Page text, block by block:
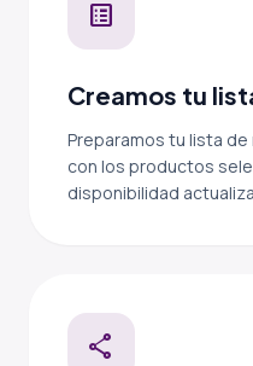
list_alt
Creamos tu
Preparamos tu lista
con los productos
disponibilidad
share